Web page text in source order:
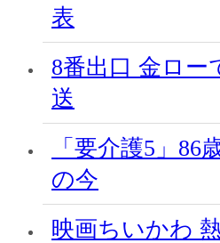
表
8番出口 金ロー
送
「要介護5」86
の今
映画ちいかわ